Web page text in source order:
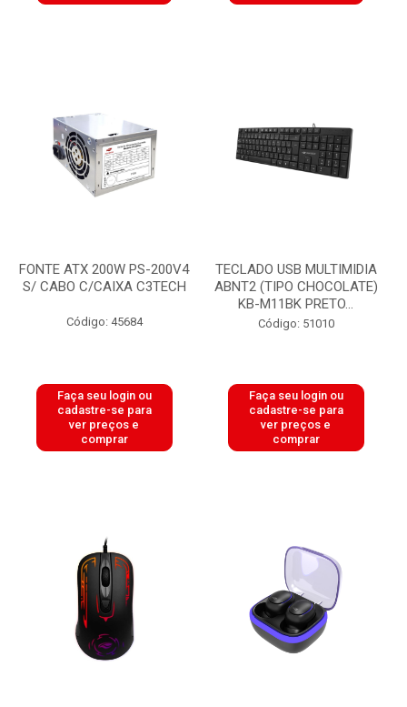
FONTE ATX 200W PS-200V4
S/ CABO C/CAIXA C3TECH
Código: 45684
Faça seu login ou
cadastre-se para
ver preços e
comprar
TECLADO USB MULTIMIDIA
ABNT2 (TIPO CHOCOLATE)
KB-M11BK PRETO...
Código: 51010
Faça seu login ou
cadastre-se para
ver preços e
comprar